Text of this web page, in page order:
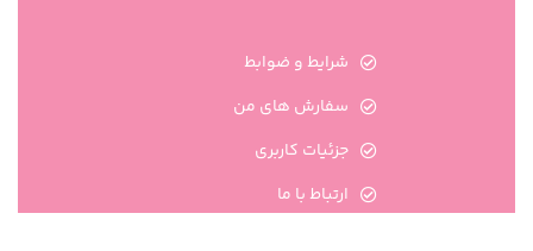
شرایط و ضوابط
سفارش های من
جزئیات کاربری
ارتباط با ما